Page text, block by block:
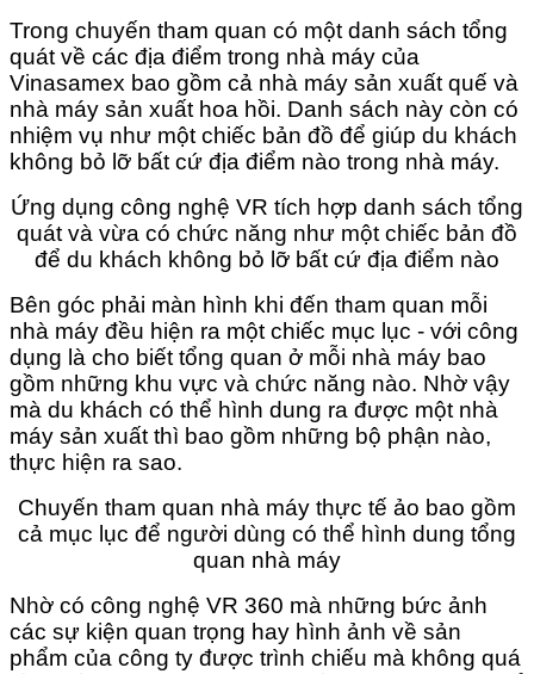
Trong chuyến tham quan có một danh sách tổng
quát về các địa điểm trong nhà máy của
Vinasamex bao gồm cả nhà máy sản xuất quế và
nhà máy sản xuất hoa hồi. Danh sách này còn có
nhiệm vụ như một chiếc bản đồ để giúp du khách
không bỏ lỡ bất cứ địa điểm nào trong nhà máy.
Ứng dụng công nghệ VR tích hợp danh sách tổng
quát và vừa có chức năng như một chiếc bản đồ
để du khách không bỏ lỡ bất cứ địa điểm nào
Bên góc phải màn hình khi đến tham quan mỗi
nhà máy đều hiện ra một chiếc mục lục - với công
dụng là cho biết tổng quan ở mỗi nhà máy bao
gồm những khu vực và chức năng nào. Nhờ vậy
mà du khách có thể hình dung ra được một nhà
máy sản xuất thì bao gồm những bộ phận nào,
thực hiện ra sao.
Chuyến tham quan nhà máy thực tế ảo bao gồm
cả mục lục để người dùng có thể hình dung tổng
quan nhà máy
Nhờ có công nghệ VR 360 mà những bức ảnh
các sự kiện quan trọng hay hình ảnh về sản
phẩm của công ty được trình chiếu mà không quá